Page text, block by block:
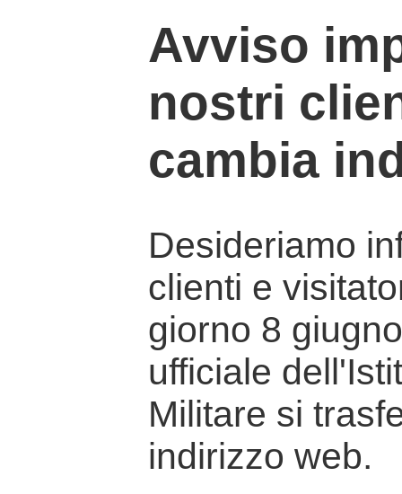
Avviso
nostri
cambia
Desideriamo
clienti e
giorno 8
ufficiale
Militare si
indirizzo web.